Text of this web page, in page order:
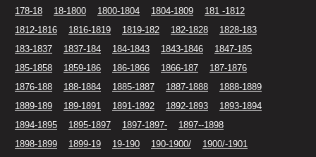
178-18
18-1800 1800-1804 1804-1809
181 -1812
1812-1816
1816-1819 1819-182 182-1828
1828-183
183-1837
1837-184 184-1843 1843-1846
1847-185
185-1858
1859-186 186-1866 1866-187
187-1876
1876-188
188-1884 1885-1887 1887-1888
1888-1889
1889-189
189-1891 1891-1892 1892-1893
1893-1894
1894-1895
1895-1897 1897-1897-
1897--1898
1898-1899
1899-19 19-190 190-1900/
1900/-1901